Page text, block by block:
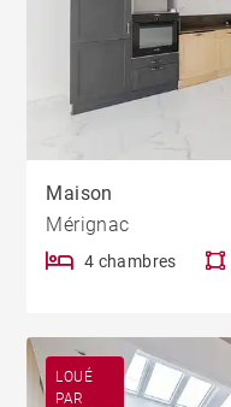
Maison
Mérignac
4 chambres
LOUÉ
PAR